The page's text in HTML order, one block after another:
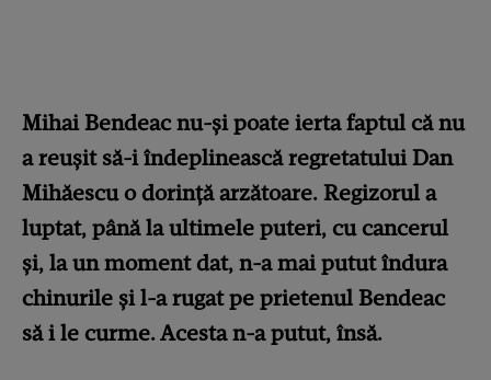
Mihai Bendeac nu-și poate ierta faptul că nu
a reușit să-i îndeplinească regretatului Dan
Mihăescu o dorință arzătoare. Regizorul a
luptat, până la ultimele puteri, cu cancerul
și, la un moment dat, n-a mai putut îndura
chinurile și l-a rugat pe prietenul Bendeac
să i le curme. Acesta n-a putut, însă.